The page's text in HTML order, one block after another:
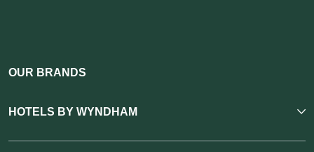
OUR BRANDS
HOTELS BY WYNDHAM